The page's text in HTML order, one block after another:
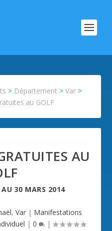
> Département >Var >
au GOLF
AU
30 MARS 2014
, Var| Manifestations
| 0 |